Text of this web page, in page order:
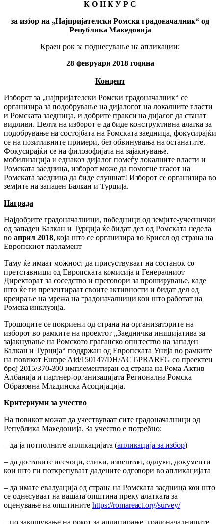
К О Н К У Р С
за избор на „Најпријателски Ромски градоначалник“ од
Република Македонија
Краен рок за поднесување на апликации:
28 февруари 2018 година
Концепт
Изборот за „најпријателски Ромски градоначалник“ се
организира за подобрување на дијалогот на локалните власти
и Ромската заедница, и добрите пракси на дијалог да станат
видливи. Целта на изборот е да биде конструктивна алатка за
подобрување на состојбата на Ромската заедница, фокусирајќи
се на позитивните примери, без обвинувања на останатите.
Фокусирајќи се на филозофијата на зајакнување,
мобилизација и еднаков дијалог помеѓу локалните власти и
Ромската заедница, изборот може да помогне гласот на
Ромската заедница да биде слушнат! Изборот се организира во
земјите на западен Балкан и Турција.
Награда
Најдобрите градоначалници, победници од земјите-учеснички
од западен Балкан и Турција ќе бидат дел од Ромската недела
во април 2018, која што се организира во Брисел од страна на
Европскиот парламент.
Таму ќе имаат можност да присуствуваат на состанок со
претставници од Европската комисија и Генералниот
Директорат за соседство и преговори за проширување, каде
што ќе ги презентираат своите активности и бидат дел од
креирање на мрежа на градоначалници кои што работат на
Ромска инклузија.
Трошоците се покриени од страна на организаторите на
изборот во рамките на проектот „Заедничка иницијатива за
зајакнување на Ромското граѓанско општество на западен
Балкан и Турција“ поддржан од Европската Унија во рамките
на повикот Europe Aid/150147/DH/ACT/PRAREG со проектен
број 2015/370-300 имплементиран од страна на Рома Актив
Албанија и партнер-организацијата Регионална Ромска
Образовна Младинска Асоцијација.
Критериуми за учество
На повикот можат да учествуваат сите градоначалници од
Република Македонија. За учество е потребно:
– да ја потполните апликацијата (апликација за избор)
– да доставите исечоци, слики, извештаи, одлуки, документи
кои што ги поткрепуваат дадените одговори во апликацијата
– да имате евалуација од страна на Ромската заедница кои што
се однесуваат на вашата општина преку алатката за
оценување на општините https://romareact.org/survey/
– по завршување на рокот за аплицирање, градоначалниците